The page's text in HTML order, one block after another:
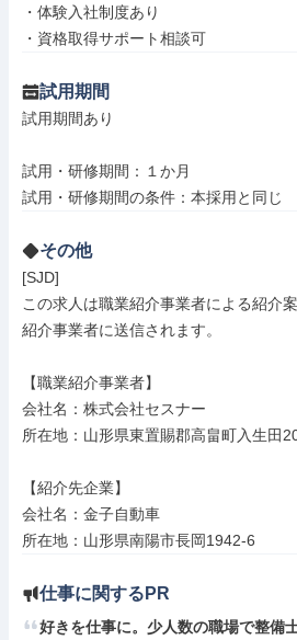
・体験入社制度あり
・資格取得サポート相談可
試用期間
試用期間あり
試用・研修期間：１か月
その他
[SJD]
この求人は職業紹介事業者による紹介
紹介事業者に送信されます。
【職業紹介事業者】
会社名：株式会社セスナー
所在地：山形県東置賜郡高畠町入生田
【紹介先企業】
会社名：金子自動車
所在地：山形県南陽市長岡1942-6
仕事に関するPR
好きを仕事に。少人数の職場で整備